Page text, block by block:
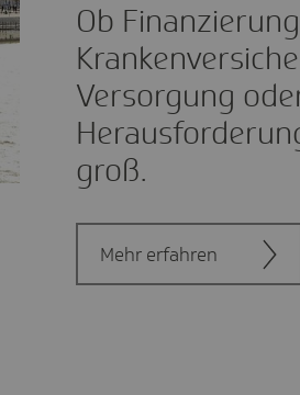
Ob
Versorgung
groß.
Mehr erfahren